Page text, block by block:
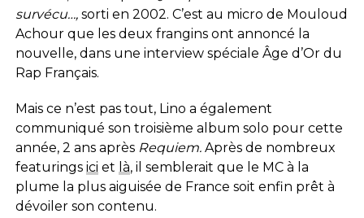
survécu…, sorti en 2002. C’est au micro de Mouloud
Achour que les deux frangins ont annoncé la
nouvelle, dans une interview spéciale Âge d’Or du
Rap Français.
Mais ce n’est pas tout, Lino a également
communiqué son troisième album solo pour cette
année, 2 ans après Requiem. Après de nombreux
featurings ici et là, il semblerait que le MC à la
plume la plus aiguisée de France soit enfin prêt à
dévoiler son contenu.